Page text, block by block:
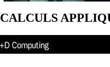
CALCULS